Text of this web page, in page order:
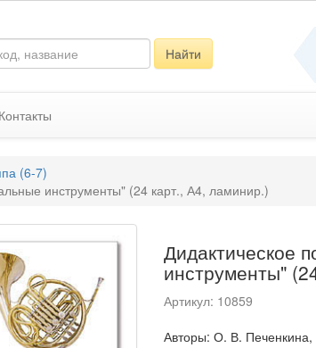
Найти
Контакты
(6-7)
инструменты" (24 карт., А4, ламинир.)
Дидактическое
инструменты"
Артикул: 10859
Авторы: О. В.